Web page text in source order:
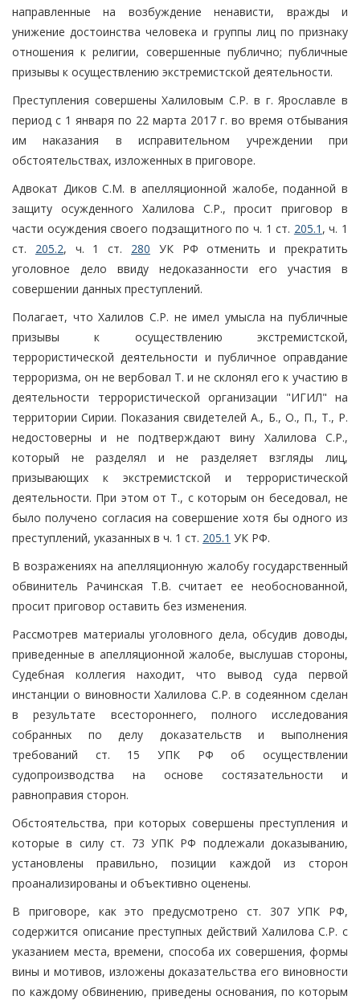
направленные на возбуждение ненависти, вражды и
унижение достоинства человека и группы лиц по признаку
отношения к религии, совершенные публично; публичные
призывы к осуществлению экстремистской деятельности.
Преступления совершены Халиловым С.Р. в г. Ярославле в
период с 1 января по 22 марта 2017 г. во время отбывания
им наказания в исправительном учреждении при
обстоятельствах, изложенных в приговоре.
Адвокат Диков С.М. в апелляционной жалобе, поданной в
защиту осужденного Халилова С.Р., просит приговор в
части осуждения своего подзащитного по ч. 1 ст. 205.1 , ч. 1
ст. 205.2, ч. 1 ст. 280 УК РФ отменить и прекратить
уголовное дело ввиду недоказанности его участия в
совершении данных преступлений.
Полагает, что Халилов С.Р. не имел умысла на публичные
призывы к осуществлению экстремистской,
террористической деятельности и публичное оправдание
терроризма, он не вербовал Т. и не склонял его к участию в
деятельности террористической организации "ИГИЛ" на
территории Сирии. Показания свидетелей А., Б., О., П., Т., Р.
недостоверны и не подтверждают вину Халилова С.Р.,
который не разделял и не разделяет взгляды лиц,
призывающих к экстремистской и террористической
деятельности. При этом от Т., с которым он беседовал, не
было получено согласия на совершение хотя бы одного из
преступлений, указанных в ч. 1 ст. 205.1 УК РФ.
В возражениях на апелляционную жалобу государственный
обвинитель Рачинская Т.В. считает ее необоснованной,
просит приговор оставить без изменения.
Рассмотрев материалы уголовного дела, обсудив доводы,
приведенные в апелляционной жалобе, выслушав стороны,
Судебная коллегия находит, что вывод суда первой
инстанции о виновности Халилова С.Р. в содеянном сделан
в результате всестороннего, полного исследования
собранных по делу доказательств и выполнения
требований ст. 15 УПК РФ об осуществлении
судопроизводства на основе состязательности и
равноправия сторон.
Обстоятельства, при которых совершены преступления и
которые в силу ст. 73 УПК РФ подлежали доказыванию,
установлены правильно, позиции каждой из сторон
проанализированы и объективно оценены.
В приговоре, как это предусмотрено ст. 307 УПК РФ,
содержится описание преступных действий Халилова С.Р. с
указанием места, времени, способа их совершения, формы
вины и мотивов, изложены доказательства его виновности
по каждому обвинению, приведены основания, по которым